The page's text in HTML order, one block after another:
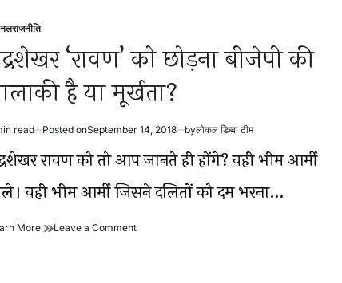
राजनीति
‘रावण’ को छोड़ना बीजेपी की
है या मूर्खता?
read Posted onSeptember 14, 2018 byलोकल डिब्बा टीम
रावण को तो आप जानते ही होंगे? वही भीम आर्मी
वही भीम आर्मी जिसने दलितों को दम भरना…
More चंद्रशेखर
Leave a Commenton